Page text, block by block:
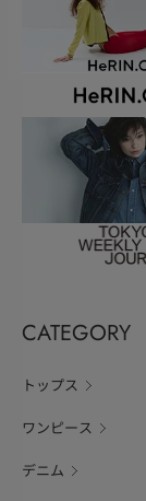
CATEGORY
トップス
ワンピース
デニム